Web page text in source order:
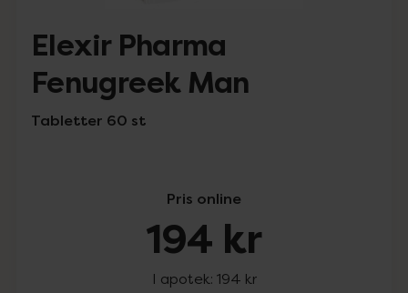
Elexir Pharma
Fenugreek Man
Tabletter 60 st
Pris online
194 kr
I apotek: 194 kr